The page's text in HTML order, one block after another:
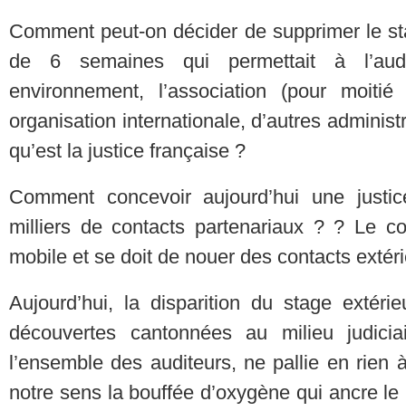
Comment peut-on décider de supprimer le
de 6 semaines qui permettait à
environnement, l’association (pour
organisation internationale, d’autres
qu’est la justice française ?
Comment concevoir aujourd’hui une
milliers de contacts partenariaux ? ? Le
mobile et se doit de nouer des contacts
Aujourd’hui, la disparition du stage
découvertes cantonnées au milieu
l’ensemble des auditeurs, ne pallie en
notre sens la bouffée d’oxygène qui ancre